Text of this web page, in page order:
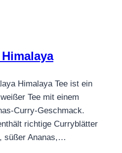
Himalaya Tee ist ein
Tee mit einem
Curry-Geschmack.
richtige Curryblätter
süßer Ananas,…